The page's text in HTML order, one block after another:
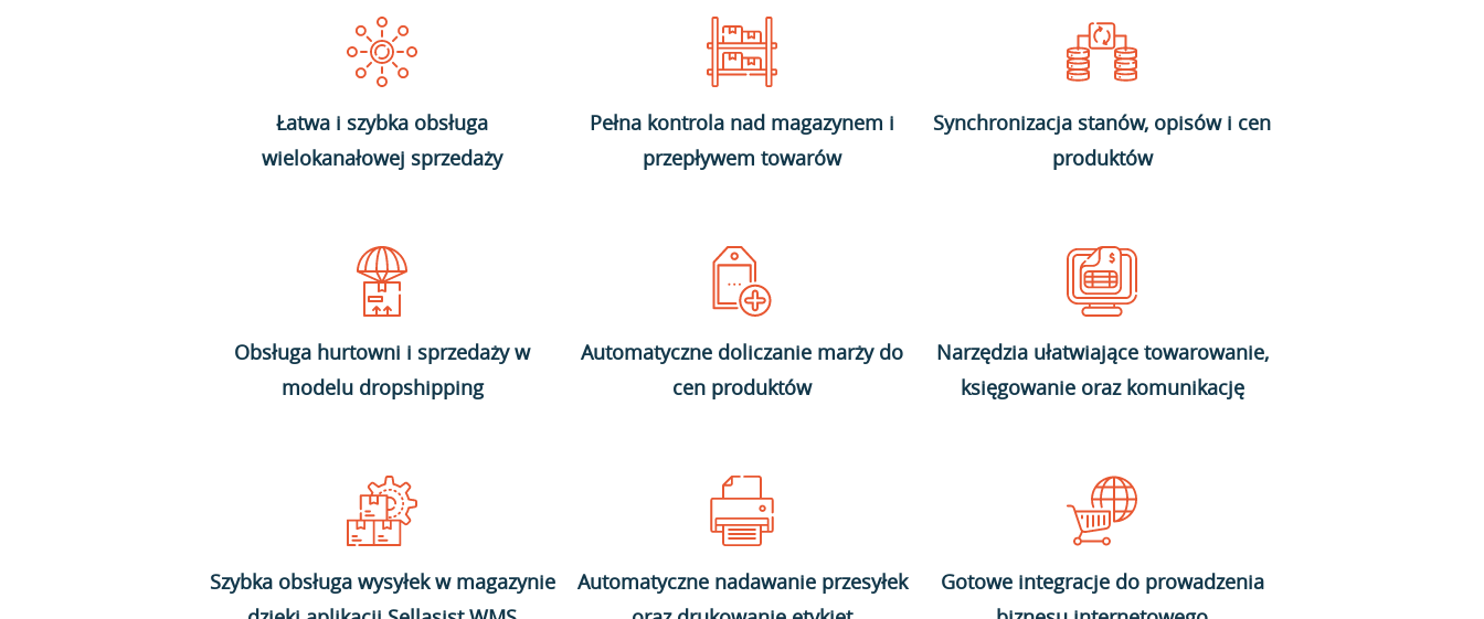
Łatwa i szybka obsługa
wielokanałowej sprzedaży
Pełna kontrola nad magazynem i
przepływem towarów
Synchronizacja stanów, opisów i cen
produktów
Obsługa hurtowni i sprzedaży w
modelu dropshipping
Automatyczne doliczanie marży do
cen produktów
Narzędzia ułatwiające towarowanie,
księgowanie oraz komunikację
Szybka obsługa wysyłek w magazynie
Automatyczne nadawanie przesyłek
Gotowe integracje do prowadzenia